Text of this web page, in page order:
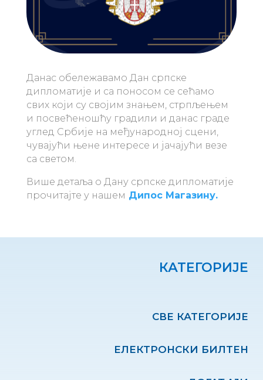
Данас обележавамо Дан српске
дипломатије и са поносом се сећамо
свих који су својим знањем, стрпљењем
и посвећеношћу градили и данас граде
углед Србије на међународној сцени,
чувајући њене интересе и јачајући везе
са светом.
Више детаља о Дану српске дипломатије
прочитајте у нашем Дипос Магазину.
КАТЕГОРИЈЕ
СВЕ КАТЕГОРИЈЕ
ЕЛЕКТРОНСКИ БИЛТЕН